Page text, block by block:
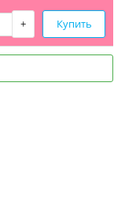
+ Купить